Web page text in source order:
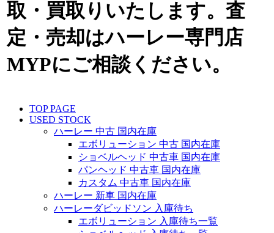
取・買取りいたします。査
定・売却はハーレー専門店
MYPにご相談ください。
TOP PAGE
USED STOCK
ハーレー 中古 国内在庫
エボリューション 中古 国内在庫
ショベルヘッド 中古車 国内在庫
パンヘッド 中古車 国内在庫
カスタム 中古車 国内在庫
ハーレー 新車 国内在庫
ハーレーダビッドソン 入庫待ち
エボリューション 入庫待ち一覧